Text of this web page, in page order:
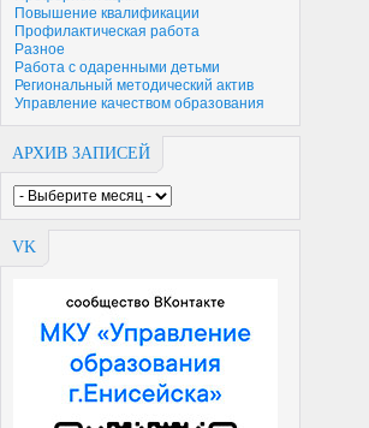
Повышение квалификации
Профилактическая работа
Разное
Работа с одаренными детьми
Региональный методический актив
Управление качеством образования
АРХИВ ЗАПИСЕЙ
VK